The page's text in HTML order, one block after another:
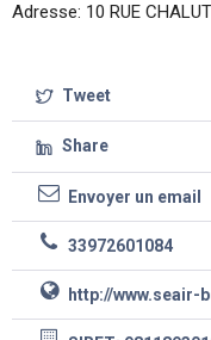
Adresse: 10 RUE
Tweet
Share
Envoyer un email
33972601084
http://www.seair-